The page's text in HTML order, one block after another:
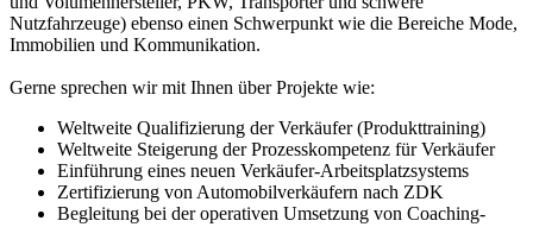
Nutzfahrzeuge) ebenso einen Schwerpunkt wie die Bereiche Mode,
Immobilien und Kommunikation.
Gerne sprechen wir mit Ihnen über Projekte wie:
Weltweite Qualifizierung der Verkäufer (Produkttraining)
Weltweite Steigerung der Prozesskompetenz für Verkäufer
Einführung eines neuen Verkäufer-Arbeitsplatzsystems
Zertifizierung von Automobilverkäufern nach ZDK
Begleitung bei der operativen Umsetzung von Coaching-